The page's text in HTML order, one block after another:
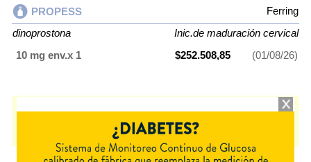
PROPESS
Ferring
dinoprostona
Inic.de maduración cervical
10 mg env.x 1
$252.508,85 (01/08/26)
Inic.de maduración
Ferring y cuenta con 1 presentación